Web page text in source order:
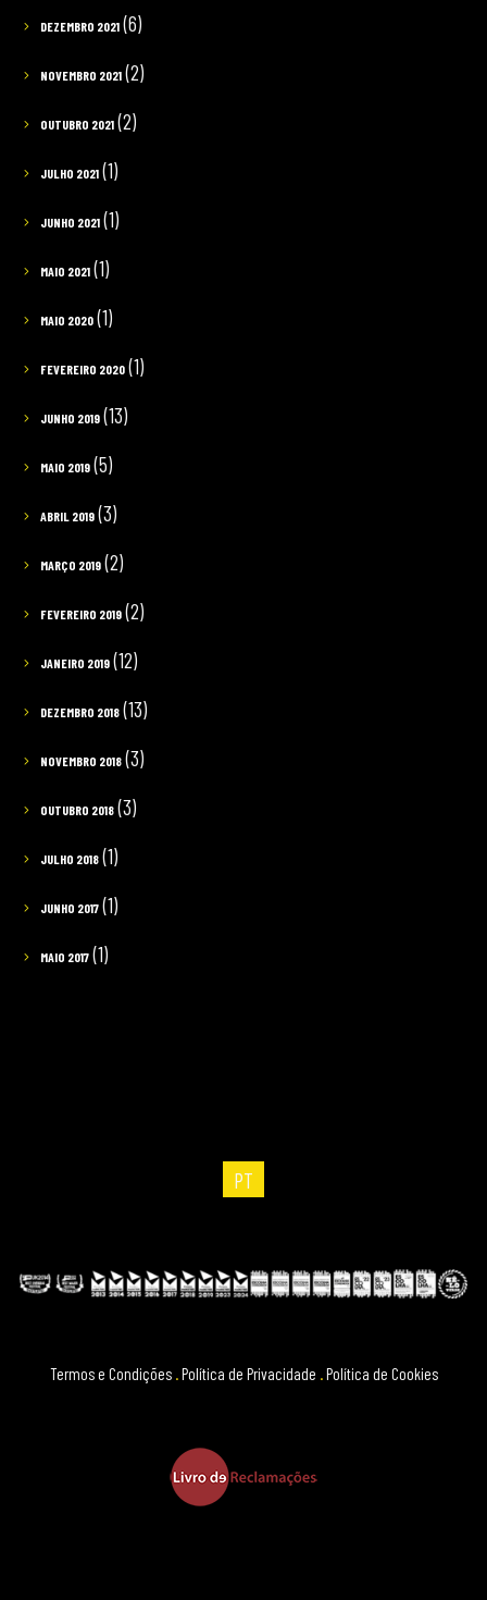
DEZEMBRO 2021(6)
NOVEMBRO 2021(2)
OUTUBRO 2021(2)
JULHO 2021(1)
JUNHO 2021(1)
MAIO 2021(1)
MAIO 2020(1)
FEVEREIRO 2020(1)
JUNHO 2019(13)
MAIO 2019(5)
ABRIL 2019(3)
MARÇO 2019(2)
FEVEREIRO 2019(2)
JANEIRO 2019(12)
DEZEMBRO 2018(13)
NOVEMBRO 2018(3)
OUTUBRO 2018(3)
JULHO 2018(1)
JUNHO 2017(1)
MAIO 2017(1)
PT
Termos e Condições .Política de Privacidade .Política de Cookies